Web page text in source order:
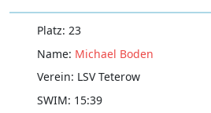
23
Michael Boden
LSV Teterow
15:39